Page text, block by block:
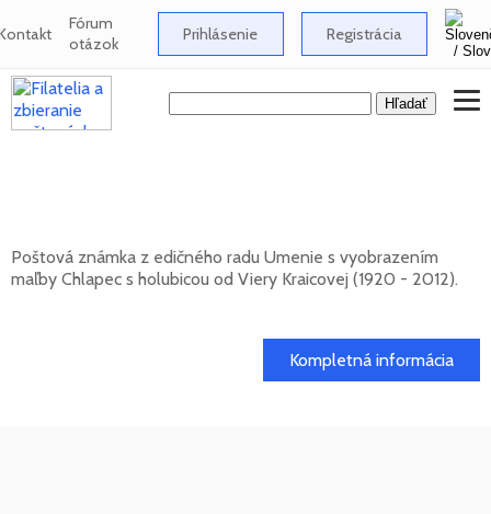
Fórum
otázok Prihlásenie Registrácia
Poštová známka z edičného radu Umenie s vyobrazením
maľby Chlapec s holubicou od Viery Kraicovej (1920 - 2012).
Kompletná informácia